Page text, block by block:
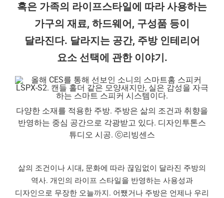
혹은 가족의 라이프스타일에 따라 사용하는
가구의 재료, 하드웨어, 구성품 등이
달라진다. 달라지는 공간, 주방 인테리어
요소 선택에 관한 이야기.
다양한 소재를 적용한 주방. 주방은 삶의 조건과 취향을
반영하는 중심 공간으로 각광받고 있다. 디자인투톤스
튜디오 시공. ⓒ리빙센스
삶의 조건이나 시대, 문화에 따라 끊임없이 달라진 주방의
역사. 개인의 라이프 스타일을 반영하는 사용성과
디자인으로 무장한 오늘까지. 어쨌거나 주방은 언제나 우리